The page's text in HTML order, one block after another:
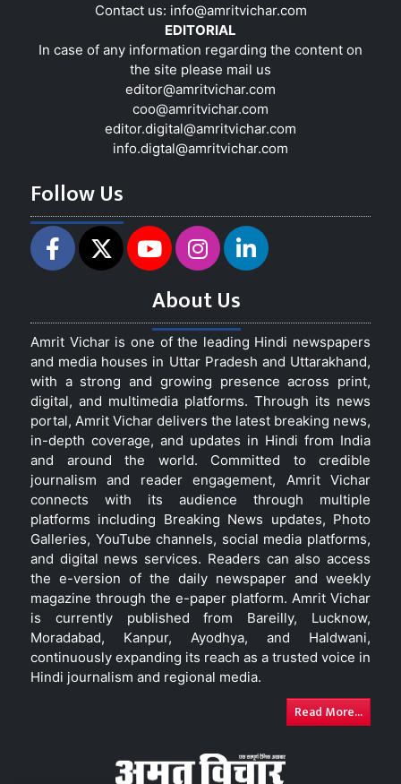
Contact us: info@amritvichar.com
EDITORIAL
In case of any information regarding the content on
the site please mail us
editor@amritvichar.com
coo@amritvichar.com
editor.digital@amritvichar.com
info.digtal@amritvichar.com
Follow Us
About Us
Amrit Vichar is one of the leading Hindi newspapers
and media houses in Uttar Pradesh and Uttarakhand,
with a strong and growing presence across print,
digital, and multimedia platforms. Through its news
portal, Amrit Vichar delivers the latest breaking news,
in-depth coverage, and updates in Hindi from India
and around the world. Committed to credible
journalism and reader engagement, Amrit Vichar
connects with its audience through multiple
platforms including Breaking News updates, Photo
Galleries, YouTube channels, social media platforms,
and digital news services. Readers can also access
the e-version of the daily newspaper and weekly
magazine through the e-paper platform. Amrit Vichar
is currently published from Bareilly, Lucknow,
Moradabad, Kanpur, Ayodhya, and Haldwani,
continuously expanding its reach as a trusted voice in
Hindi journalism and regional media.
Read More...